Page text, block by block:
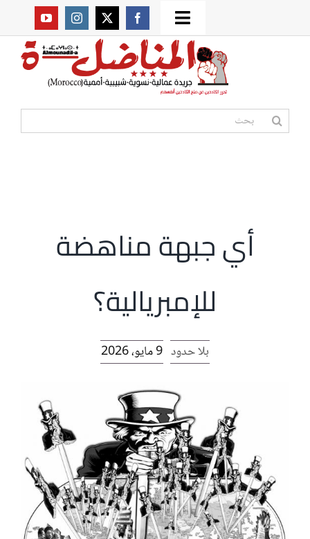
to
Toggle
Navigation
من نحن؟
البحث
أي جبهة مناهضة
للإمبريالية؟
بلا حدود 9 مايو، 2026